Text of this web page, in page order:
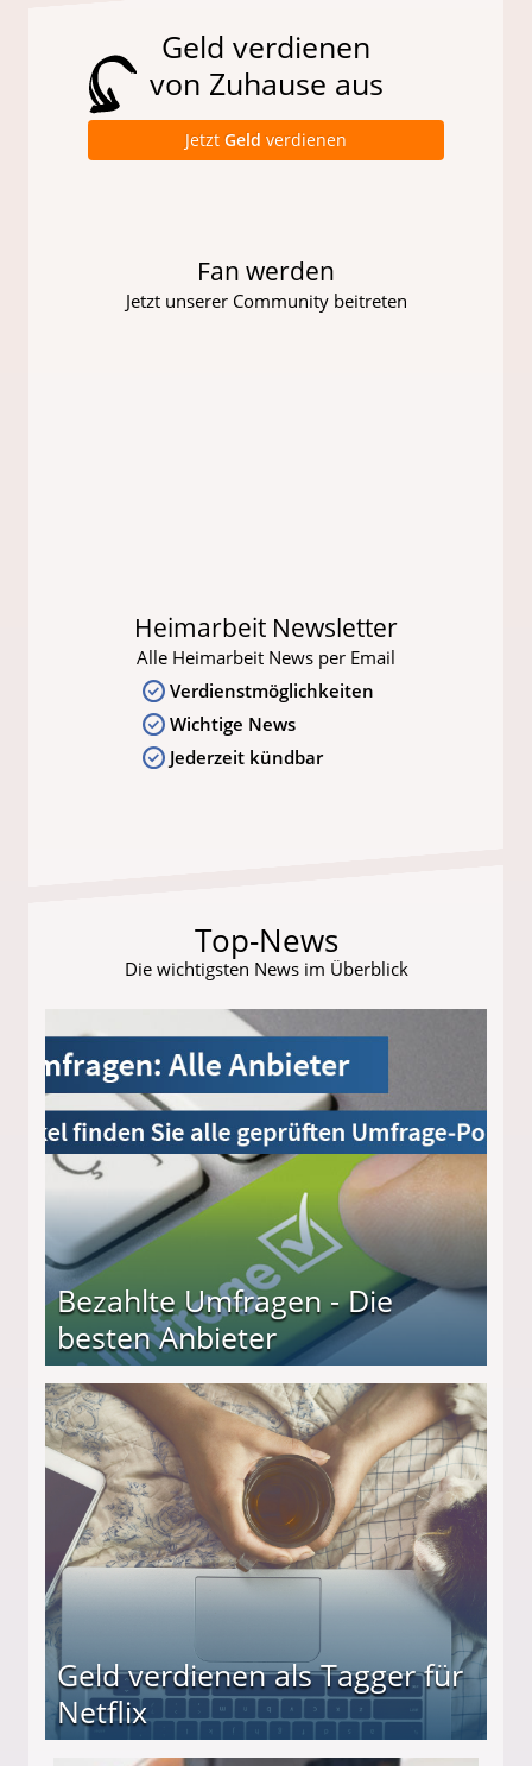
Geld verdienen
von Zuhause aus
Jetzt Geld verdienen
Fan werden
Jetzt unserer Community beitreten
Heimarbeit Newsletter
Alle Heimarbeit News per Email
Verdienstmöglichkeiten
Wichtige News
Jederzeit kündbar
Top-News
Die wichtigsten News im Überblick
Bezahlte Umfragen - Die
besten Anbieter
Geld verdienen als Tagger für
Netflix